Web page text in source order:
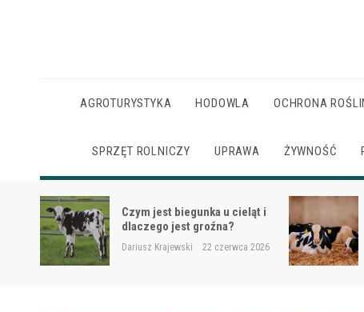
AGROTURYSTYKA HODOWLA OCHRONA
SPRZĘT ROLNICZY UPRAWA ŻYWNOŚĆ
Ketoza u krów mlecznych –
objawy, ryzyko i wsparcie
żywieniowe
Dariusz Krajewski